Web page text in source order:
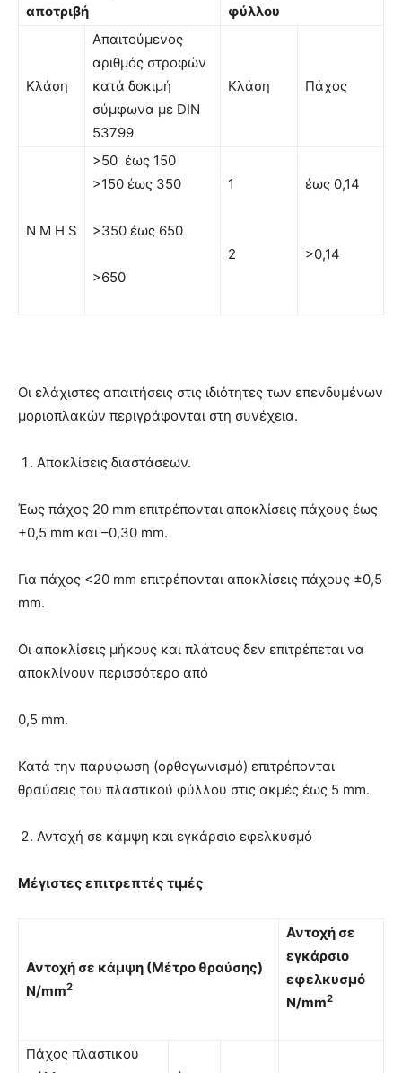
αποτριβή
φύλλου
Κλάση
Απαιτούµενος
αριθµός στροφών
κατά δοκιµή
σύµφωνα µε DIN
53799
Κλάση Πάχος
Ν Μ Η S
>50 έως 150
>150 έως 350
>350 έως 650
>650
1
2
έως 0,14
>0,14
Οι ελάχιστες απαιτήσεις στις ιδιότητες των επενδυμένων
µοριοπλακών περιγράφονται στη συνέχεια.
Αποκλίσεις διαστάσεων.
Έως πάχος 20 mm επιτρέπονται αποκλίσεις πάχους έως
+0,5 mm και –0,30 mm.
Για πάχος <20 mm επιτρέπονται αποκλίσεις πάχους ±0,5
mm.
Οι αποκλίσεις μήκους και πλάτους δεν επιτρέπεται να
αποκλίνουν περισσότερο από
0,5 mm.
Κατά την παρύφωση (ορθογωνισµό) επιτρέπονται
θραύσεις του πλαστικού φύλλου στις ακμές έως 5 mm.
Αντοχή σε κάμψη και εγκάρσιο εφελκυσμό
Μέγιστες επιτρεπτές τιμές
Αντοχή σε κάµψη (Μέτρο θραύσης)
N/mm2
Αντοχή σε
εγκάρσιο
εφελκυσµό
N/mm2
Πάχος πλαστικού